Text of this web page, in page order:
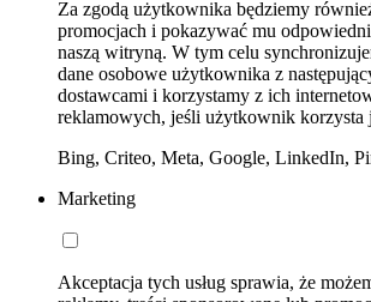
Za zgodą użytkownika będziemy
promocjach i pokazywać mu
naszą witryną. W tym celu
dane osobowe użytkownika z
dostawcami i korzystamy z ich
reklamowych, jeśli użytkownik korzysta
Bing, Criteo, Meta, Google, LinkedIn,
Marketing
Akceptacja tych usług sprawia, że